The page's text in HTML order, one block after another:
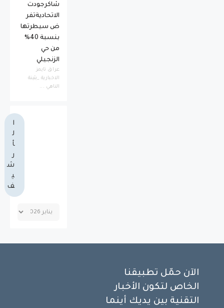
شاكرجودت
الاتحاديةتفر
ض سيطرتها
بنسبة 40%
من حي
الزنجيلي
عراق تايمز
الاخبارية _بثينة
الناهي ...
ا
ل
أ
ر
ش
ي
ف
الآن حمّل تطبيقنا
الخاص لتكون الأخبار
التقنية بين يديك أينما